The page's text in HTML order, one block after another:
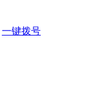
一键拨号